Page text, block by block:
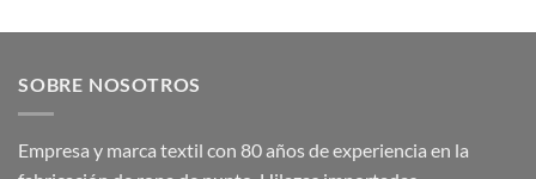
SOBRE NOSOTROS
Empresa y marca textil con 80 años de experiencia en la